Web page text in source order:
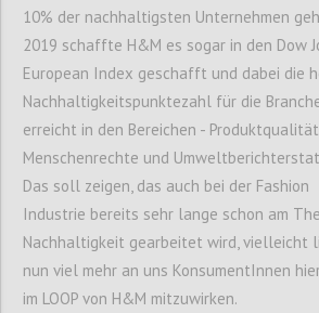
P5
Wir haben indiesem
10% der nachhaltigsten Unternehmen
2019 schaffte H&M es sogar in den Dow
European Index geschafft und dabei die
Nachhaltigkeitspunktezahl für die
erreicht in den Bereichen -
Menschenrechte und
Das soll zeigen, das auch bei der Fashion
Industrie bereits sehr lange schon am
Nachhaltigkeit gearbeitet wird, vielleicht
nun viel mehr an uns KonsumentInnen
im LOOP von H&M mitzuwirken.